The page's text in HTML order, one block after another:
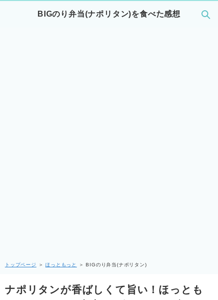
BIGのり弁当(ナポリタン)を食べた感想
トップページ ＞ほっともっと ＞BIGのり弁当(ナポリタン)
ナポリタンが香ばしくて旨い！ほっとも